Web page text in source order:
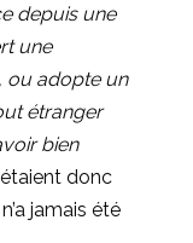
depuis une
une
ou adopte un
étranger
bien
donc
jamais été